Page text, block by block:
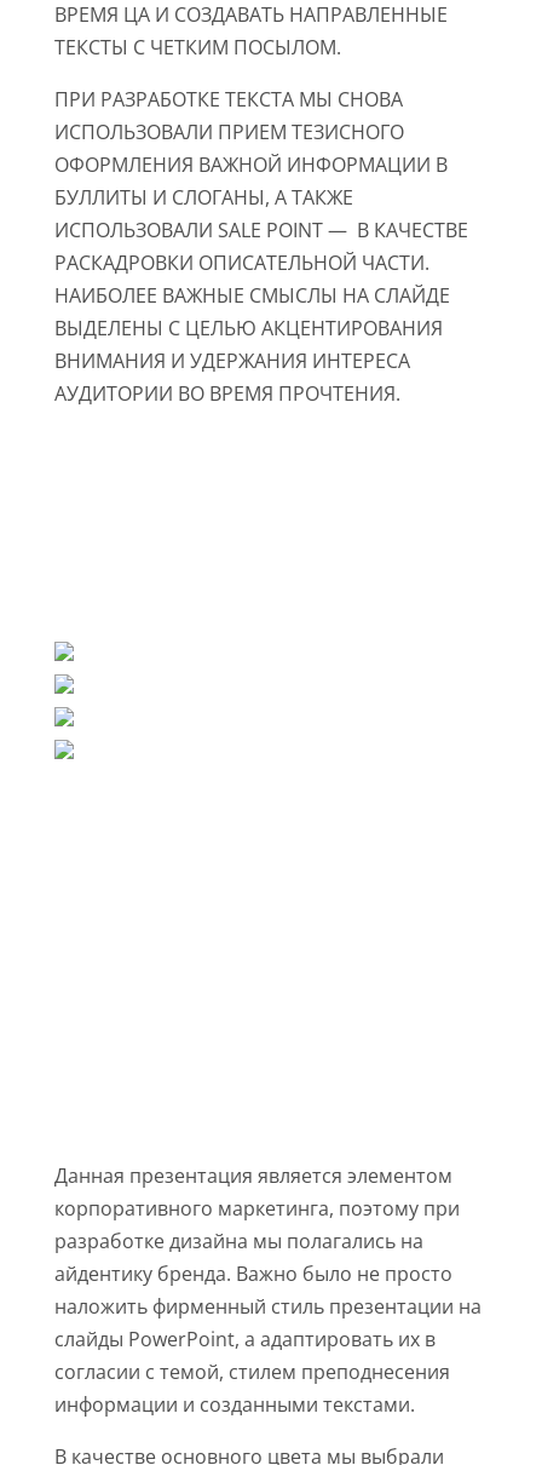
ВРЕМЯ ЦА И СОЗДАВАТЬ НАПРАВЛЕННЫЕ
ТЕКСТЫ С ЧЕТКИМ ПОСЫЛОМ.
ПРИ РАЗРАБОТКЕ ТЕКСТА МЫ СНОВА
ИСПОЛЬЗОВАЛИ ПРИЕМ ТЕЗИСНОГО
ОФОРМЛЕНИЯ ВАЖНОЙ ИНФОРМАЦИИ В
БУЛЛИТЫ И СЛОГАНЫ, А ТАКЖЕ
ИСПОЛЬЗОВАЛИ SALE POINT — В КАЧЕСТВЕ
РАСКАДРОВКИ ОПИСАТЕЛЬНОЙ ЧАСТИ.
НАИБОЛЕЕ ВАЖНЫЕ СМЫСЛЫ НА СЛАЙДЕ
ВЫДЕЛЕНЫ С ЦЕЛЬЮ АКЦЕНТИРОВАНИЯ
ВНИМАНИЯ И УДЕРЖАНИЯ ИНТЕРЕСА
АУДИТОРИИ ВО ВРЕМЯ ПРОЧТЕНИЯ.
Данная презентация является элементом
корпоративного маркетинга, поэтому при
разработке дизайна мы полагались на
айдентику бренда. Важно было не просто
наложить фирменный стиль презентации на
слайды PowerPoint, а адаптировать их в
согласии с темой, стилем преподнесения
информации и созданными текстами.
В качестве основного цвета мы выбрали